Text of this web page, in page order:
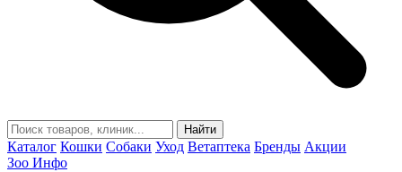
Найти
Каталог Кошки Собаки Уход Ветаптека Бренды Акции
Зоо Инфо